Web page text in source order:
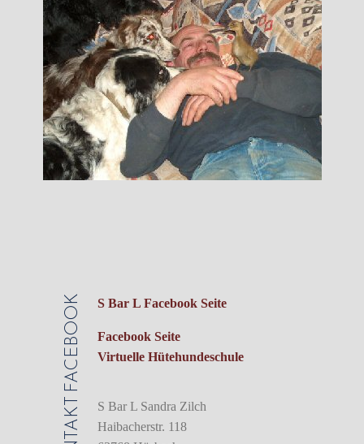
FACEBOOK S Bar L Facebook Seite
Facebook Seite
Virtuelle Hütehundeschule
S Bar L Sandra Zilch
Haibacherstr. 118